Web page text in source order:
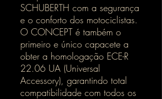
SCHUBERTH com a segurança
e o conforto dos motociclistas.
O CONCEPT é também o
primeiro e único capacete a
obter a homologação ECE-R
22.06 UA (Universal
Accessory), garantindo total
compatibilidade com todos os